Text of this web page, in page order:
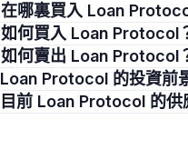
4. 在哪裏買入 Loan
5. 如何買入 Loan Protocol
6. 如何賣出 Loan Protocol
7. Loan Protocol 的投資前
8. 目前 Loan Protocol 的